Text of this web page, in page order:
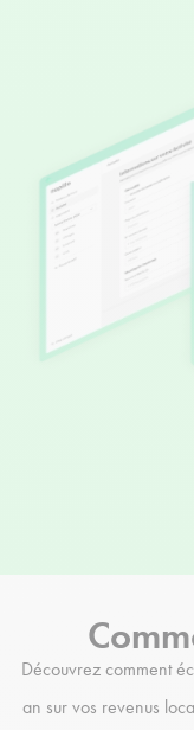
Découvrez comment
an sur vos revenus